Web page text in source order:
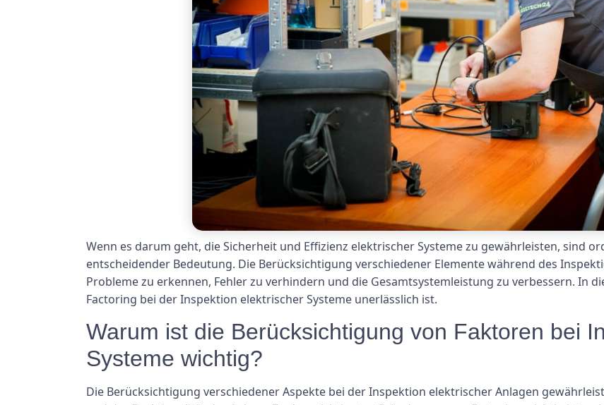
Wenn es darum geht, die Sicherheit und Effizienz elektrischer Systeme zu gewährleisten, sind
entscheidender Bedeutung. Die Berücksichtigung verschiedener Elemente während des
Probleme zu erkennen, Fehler zu verhindern und die Gesamtsystemleistung zu verbessern. In
Factoring bei der Inspektion elektrischer Systeme unerlässlich ist.
Warum ist die Berücksichtigung von Faktoren bei
Systeme wichtig?
Die Berücksichtigung verschiedener Aspekte bei der Inspektion elektrischer Anlagen